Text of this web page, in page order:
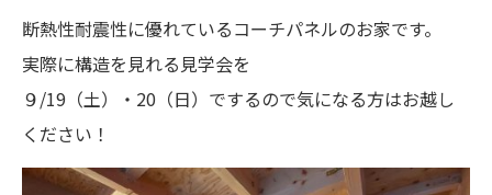
断熱性耐震性に優れているコーチパネルのお家です。
実際に構造を見れる見学会を
９/19（土）・20（日）でするので気になる方はお越し
ください！